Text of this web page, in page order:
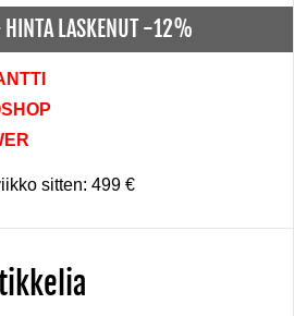
HINTA LASKENUT -12%
sitten: 499 €